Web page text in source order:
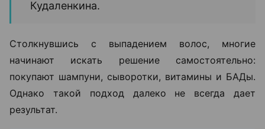
Кудаленкина.
Столкнувшись с выпадением волос, многие
начинают искать решение самостоятельно:
покупают шампуни, сыворотки, витамины и БАДы.
Однако такой подход далеко не всегда дает
результат.